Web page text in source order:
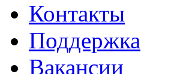
Контакты
Поддержка
Вакансии